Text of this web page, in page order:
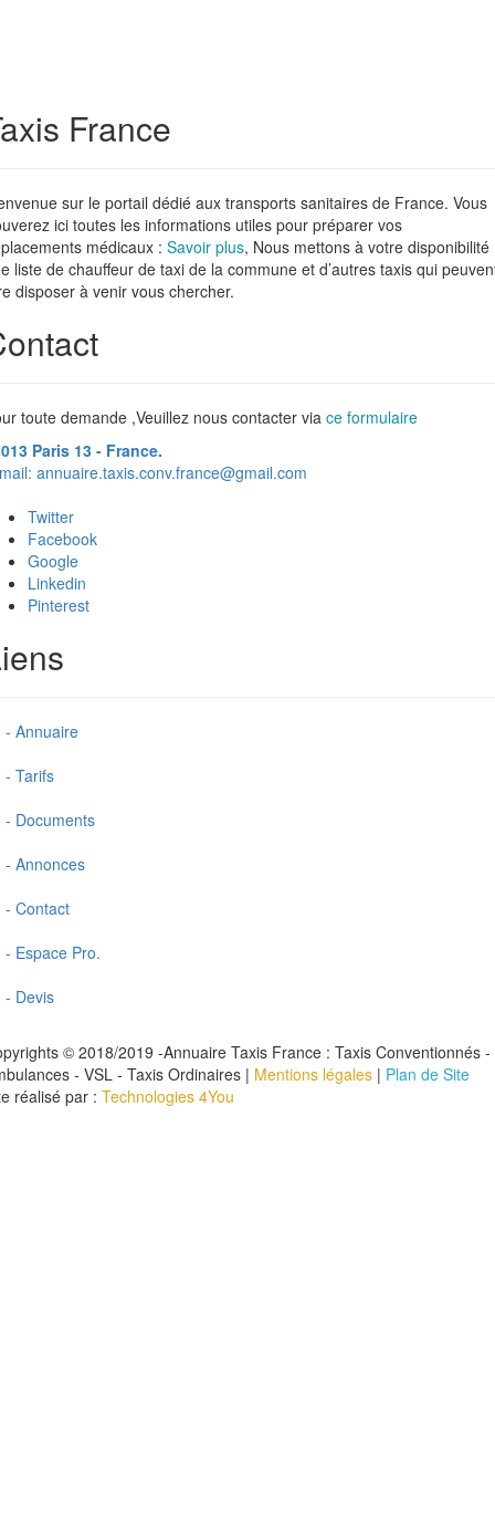
France
sur le portail dédié aux transports sanitaires de France. Vous
ici toutes les informations utiles pour préparer vos
médicaux : Savoir plus, Nous mettons à votre disponibilité
liste de chauffeur de taxi de la commune et d’autres taxis qui
disposer à venir vous chercher.
toute demande ,Veuillez nous contacter via ce formulaire
Paris 13 - France.
annuaire.taxis.conv.france@gmail.com
Twitter
Facebook
Google
Linkedin
Pinterest
- Annuaire
- Tarifs
- Documents
- Annonces
- Contact
- Espace Pro.
- Devis
© 2018/2019 -Annuaire Taxis France : Taxis Conventionnés -
- VSL - Taxis Ordinaires | Mentions légales | Plan de Site
réalisé par : Technologies 4You